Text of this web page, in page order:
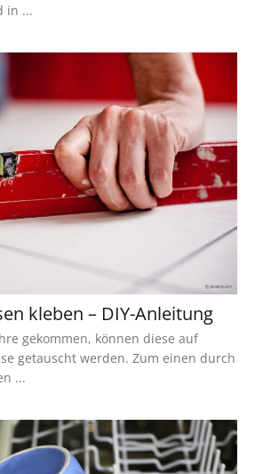
in ...
kleben – DIY-Anleitung
gekommen, können diese auf
getauscht werden. Zum einen durch
...